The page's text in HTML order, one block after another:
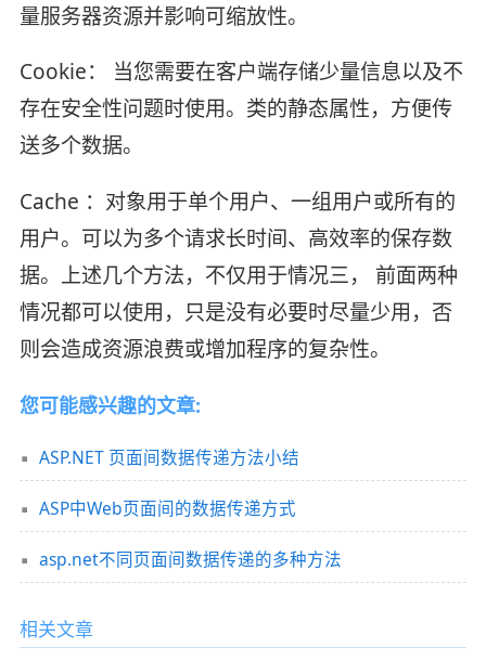
量服务器资源并影响可缩放性。
Cookie： 当您需要在客户端存储少量信息以及不
存在安全性问题时使用。类的静态属性，方便传
送多个数据。
Cache ：对象用于单个用户、一组用户或所有的
用户。可以为多个请求长时间、高效率的保存数
据。上述几个方法，不仅用于情况三， 前面两种
情况都可以使用，只是没有必要时尽量少用，否
则会造成资源浪费或增加程序的复杂性。
您可能感兴趣的文章:
ASP.NET 页面间数据传递方法小结
ASP中Web页面间的数据传递方式
asp.net不同页面间数据传递的多种方法
相关文章